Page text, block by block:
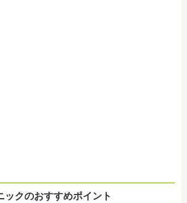
ックのおすすめポイント